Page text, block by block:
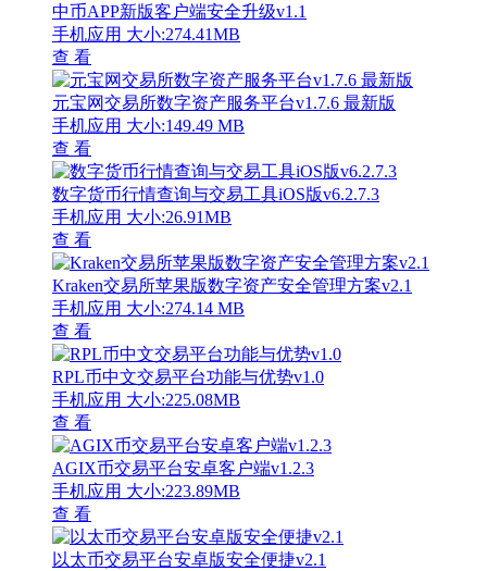
中币APP新版客户端安全升级v1.1
手机应用 大小:274.41MB
查 看
元宝网交易所数字资产服务平台v1.7.6 最新版
手机应用 大小:149.49 MB
查 看
数字货币行情查询与交易工具iOS版v6.2.7.3
手机应用 大小:26.91MB
查 看
Kraken交易所苹果版数字资产安全管理方案v2.1
手机应用 大小:274.14 MB
查 看
RPL币中文交易平台功能与优势v1.0
手机应用 大小:225.08MB
查 看
AGIX币交易平台安卓客户端v1.2.3
手机应用 大小:223.89MB
查 看
以太币交易平台安卓版安全便捷v2.1